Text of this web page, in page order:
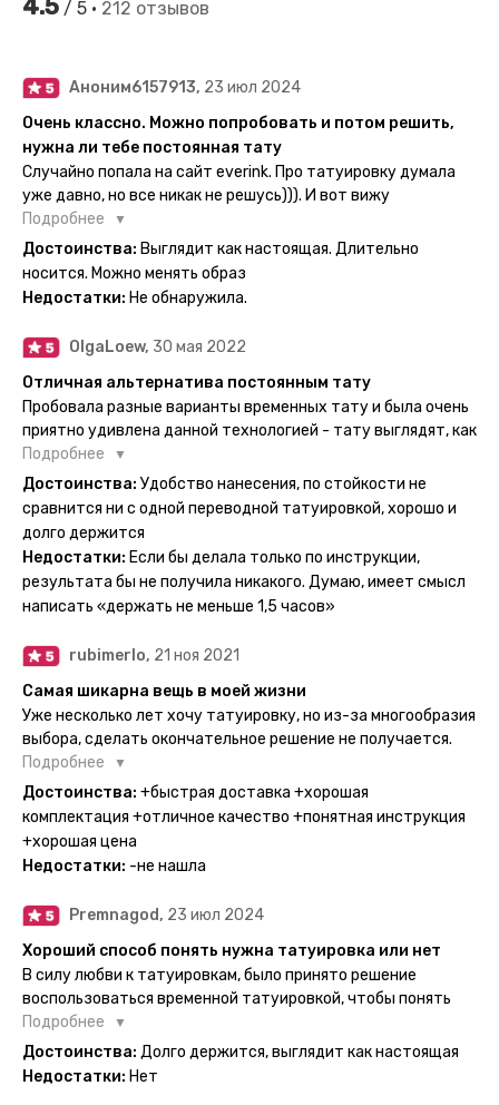
4.5 / 5 • 212 отзывов
Аноним6157913, 23 июл 2024
Очень классно. Можно попробовать и потом решить,
нужна ли тебе постоянная тату
Случайно попала на сайт everink. Про татуировку думала
уже давно, но все никак не решусь))). И вот вижу
великолепный каталог everink. Тату на любой вкус.
Заказала и не пожалела. Супер. Выглядит как настоящая.
Посмотрю как булет ы носке. Обязательно закажу ещё.
Подробнее
Достоинства: Выглядит как настоящая. Длительно
носится. Можно менять образ
Недостатки: Не обнаружила.
OlgaLoew, 30 мая 2022
Отличная альтернатива постоянным тату
Пробовала разные варианты временных тату и была очень
приятно удивлена данной технологией - тату выглядят, как
настоящие, и не тускнеют больше недели даже несмотря
на контакты с водой! На сайте очень большой выбор по
тематике и размерам, быстрая доставка. Заказывала сразу
очередного рисунка у меня на руке друзья до сих пор
каждый раз уточняют, временная ли тату или я всё-таки
решила себе что-то набить :) Т. к. если следовать
инструкции, то её действительно не отличить от
настоящей. Главное, не стараться перевести большую
тату на какой-то маленький участок кожи (например,
запястье) - вследствие чего могут плохо отпечататься
какие-то части рисунка. Но это, скажем так, риски, которые
вы берёте на себя сами ;)
Подробнее
Достоинства: Удобство нанесения, по стойкости не
сравнится ни с одной переводной татуировкой, хорошо и
долго держится
Недостатки: Если бы делала только по инструкции,
результата бы не получила никакого. Думаю, имеет смысл
написать «держать не меньше 1,5 часов»
rubimerlo, 21 ноя 2021
Самая шикарна вещь в моей жизни
Уже несколько лет хочу татуировку, но из-за многообразия
выбора, сделать окончательное решение не получается.
Поэтому everink стали для меня настоящей находкой. Как
только тату пришли, я сразу понеслась их забирать. Хочу
отметить, что у everink очень большой выбор мест для
доставки, что значительно упрощает процесс получения
тату. Посылка была упакованна в бумажный плотный
конверт, внутри оказалась ещё одна упаковка с
дизайнерским принтом. Комплектация набора: сами тату,
упакованные в специальные пакетики, салфетки,
инструкция по нанесению. Всё выглядит очень мило. Я уже
нанесла одну из них и сейчас жду результата. Всё очень
понятно объяснено, отдельным плюсом для меня стала
картинка с обозначениями тех мечт, где тату будет
держаться дольше всего. В общем всём советую и
рекомендую, буду заказывать ещё))
Подробнее
Достоинства: +быстрая доставка +хорошая
комплектация +отличное качество +понятная инструкция
+хорошая цена
Недостатки: -не нашла
Premnagod, 23 июл 2024
Хороший способ понять нужна татуировка или нет
В силу любви к татуировкам, было принято решение
воспользоваться временной татуировкой, чтобы понять
хочется набивать настоящую или нет, как оказалось
смысла набивать нет, ведь можно постоянно делать
временные татуировки и в случае если одна не понравится
Подробнее
Достоинства: Долго держится, выглядит как настоящая
Недостатки: Нет